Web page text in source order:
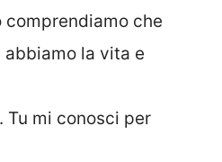
comprendiamo che
abbiamo la vita e
Tu mi conosci per